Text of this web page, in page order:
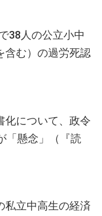
38人の公立小中
含む）の過労死認
について、政令
「懸念」（『読
立中高生の経済